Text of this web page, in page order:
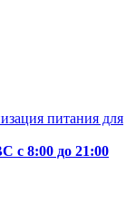
питания для
с 8:00 до 21:00